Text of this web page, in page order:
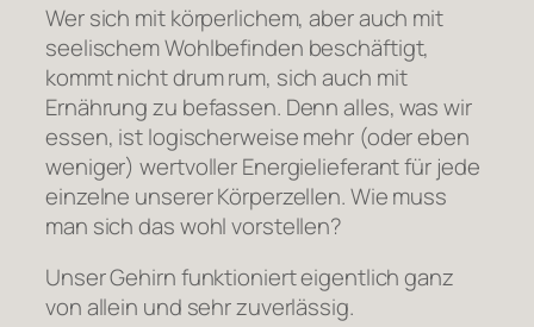
Wer sich mit körperlichem, aber auch mit
seelischem Wohlbefinden beschäftigt,
kommt nicht drum rum, sich auch mit
Ernährung zu befassen. Denn alles, was wir
essen, ist logischerweise mehr (oder eben
weniger) wertvoller Energielieferant für jede
einzelne unserer Körperzellen. Wie muss
man sich das wohl vorstellen?
Unser Gehirn funktioniert eigentlich ganz
von allein und sehr zuverlässig.